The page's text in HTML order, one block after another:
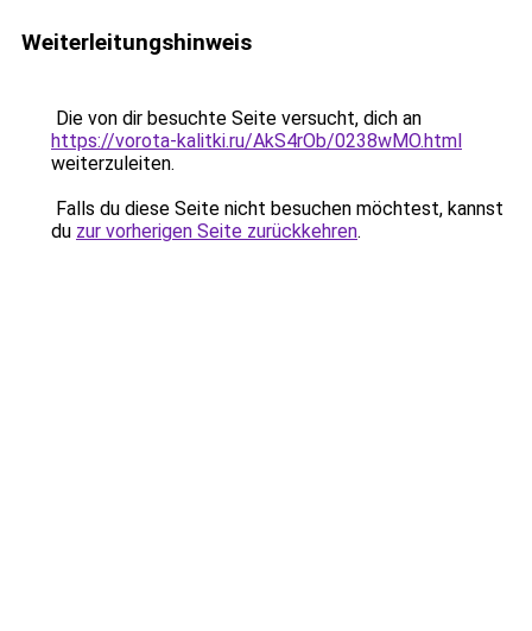
Weiterleitungshinweis
Die von dir besuchte Seite versucht, dich an
https://vorota-kalitki.ru/AkS4rOb/0238wMO.html
weiterzuleiten.
Falls du diese Seite nicht besuchen möchtest, kannst
du zur vorherigen Seite zurückkehren.